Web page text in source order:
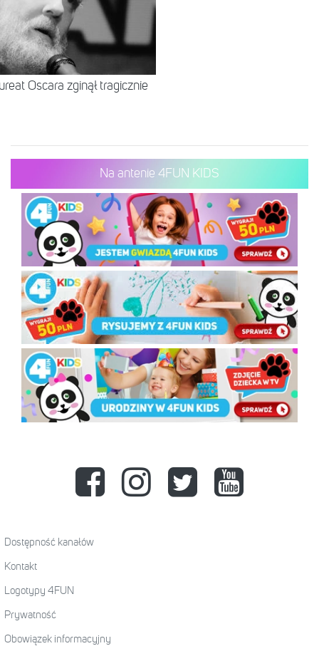
Oscara zginął tragicznie
Na antenie 4FUN KIDS
Dostępność kanałów
Kontakt
Logotypy 4FUN
Prywatność
Obowiązek informacyjny